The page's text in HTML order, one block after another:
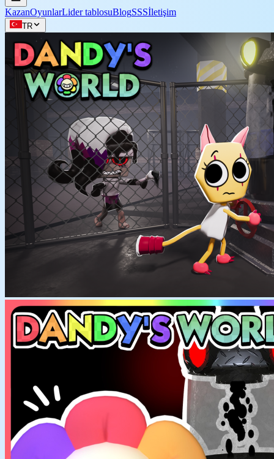
KazanOyunlarLider tablosuBlogSSSİletişim
TR